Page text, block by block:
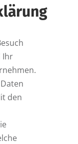
Ihr
den